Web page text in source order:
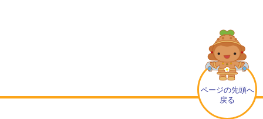
ページの先頭へ
戻る